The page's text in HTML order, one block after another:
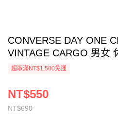
CONVERSE DAY ONE
VINTAGE CARGO 男女
超取滿NT$1,500免運
NT$690
NT$550